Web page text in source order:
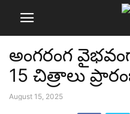
అంగరంగ
15 చిత్రాలు
August 15, 2025